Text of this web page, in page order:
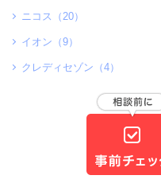
ニコス（20）
イオン（9）
クレディセゾン（4）
ゼロファースト（3）
アプラス（5）